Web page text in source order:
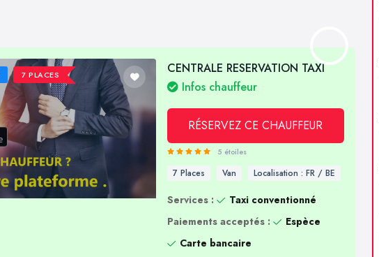
7 PLACES
CENTRALE RESERVATION TAXI
Infos chauffeur
RÉSERVEZ CE CHAUFFEUR
5 étoiles
7 Places Van Localisation : FR / BE
Services :
Taxi conventionné
Paiements acceptés :
Espèce
Carte bancaire